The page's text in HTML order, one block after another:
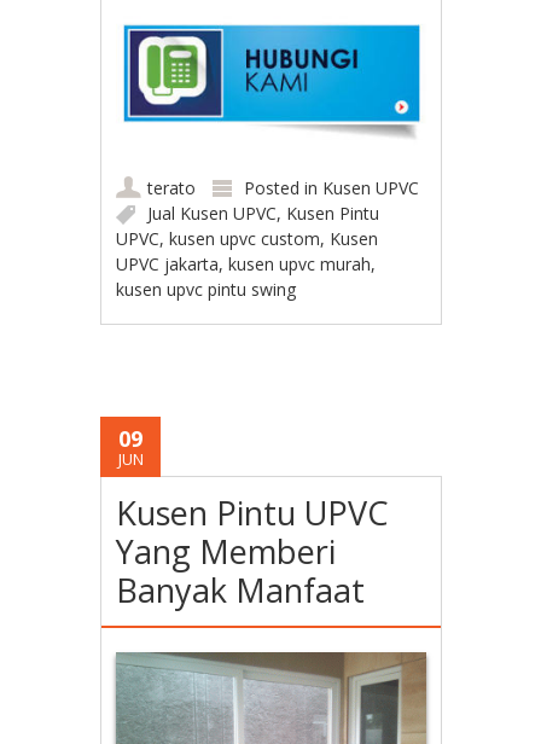
terato Posted in Kusen UPVC
Jual Kusen UPVC, Kusen Pintu
UPVC,kusen upvc custom, Kusen
UPVC jakarta,kusen upvc murah,
kusen upvc pintu swing
09
JUN
Kusen Pintu UPVC
Yang Memberi
Banyak Manfaat